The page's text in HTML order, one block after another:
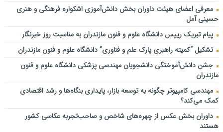
عباسی نماینده مجلس شورای اسلامی:بازنشستگان شناسنامه اراده، تلاش
و عزت یک ملت هستند
تولید ۱۵ هزار تن کلزا در مازندران
ترافیک روان در محورهای مواصلاتی مازندران
معرفی اعضای هیئت داوران بخش دانش‌آموزی اشکواره فرهنگی و هنری
حسینی آمل
پیام تبریک رییس دانشگاه علوم و فنون مازندران به مناسبت روز خبرنگار
تشکیل “کمیته راهبری پارک علم و فناوری” دانشگاه علوم و فنون مازندران
جشن دانش‌آموختگی دانشجویان مهندسی پزشکی دانشگاه علوم و فنون
مازندران
مهندسی کامپیوتر چگونه به توسعه بازار، پایداری بنگاه‌ها و رشد اقتصادی
کمک می‌کند؟
داوران بخش عکس از چهره‌های شاخص و صاحب‌تجربه عکاسی کشور
هستند